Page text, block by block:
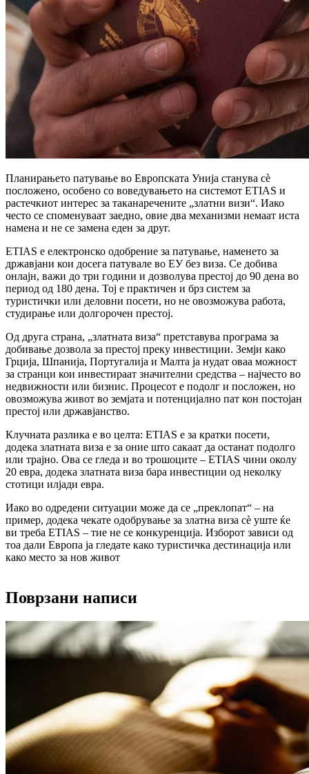
Планирањето патување во Европската Унија станува сè
посложено, особено со воведувањето на системот ETIAS и
растечкиот интерес за таканаречените „златни визи“. Иако
често се споменуваат заедно, овие два механизми немаат иста
намена и не се замена еден за друг.
ETIAS е електронско одобрение за патување, наменето за
државјани кои досега патувале во ЕУ без виза. Се добива
онлајн, важи до три години и дозволува престој до 90 дена во
период од 180 дена. Тој е практичен и брз систем за
туристички или деловни посети, но не овозможува работа,
студирање или долгорочен престој.
Од друга страна, „златната виза“ претставува програма за
добивање дозвола за престој преку инвестиции. Земји како
Грција, Шпанија, Португалија и Малта ја нудат оваа можност
за странци кои инвестираат значителни средства – најчесто во
недвижности или бизнис. Процесот е подолг и посложен, но
овозможува живот во земјата и потенцијално пат кон постојан
престој или државјанство.
Клучната разлика е во целта: ETIAS е за кратки посети,
додека златната виза е за оние што сакаат да останат подолго
или трајно. Ова се гледа и во трошоците – ETIAS чини околу
20 евра, додека златната виза бара инвестиции од неколку
стотици илјади евра.
Иако во одредени ситуации може да се „преклопат“ – на
пример, додека чекате одобрување за златна виза сè уште ќе
ви треба ETIAS – тие не се конкуренција. Изборот зависи од
тоа дали Европа ја гледате како туристичка дестинација или
како место за нов живот
Поврзани написи